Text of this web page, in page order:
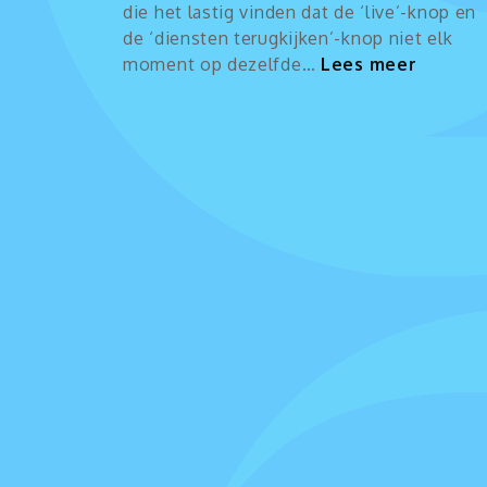
die het lastig vinden dat de ‘live’-knop en
de ‘diensten terugkijken’-knop niet elk
moment op dezelfde… Lees meer